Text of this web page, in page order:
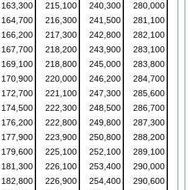
163,300 215,100 240,300
280,000
164,700 216,300 241,500
281,100
166,200 217,300 242,800
282,100
167,700 218,200 243,900
283,100
169,100 218,800 245,000
283,800
170,900 220,000 246,200
284,700
172,700 221,100 247,300
285,600
174,500 222,300 248,500
286,700
176,200 222,800 249,800
287,300
177,900 223,900 250,800
288,200
179,600 225,100 252,100
289,100
181,300 226,100 253,400
290,000
182,800 226,900 254,400
290,600